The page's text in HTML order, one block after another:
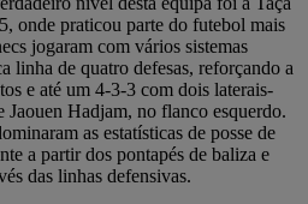
onde praticou parte do futebol mais
jogaram com vários sistemas
linha de quatro defesas, reforçando a
e até um 4-3-3 com dois laterais-
Hadjam, no flanco esquerdo.
as estatísticas de posse de
a partir dos pontapés de baliza e
das linhas defensivas.